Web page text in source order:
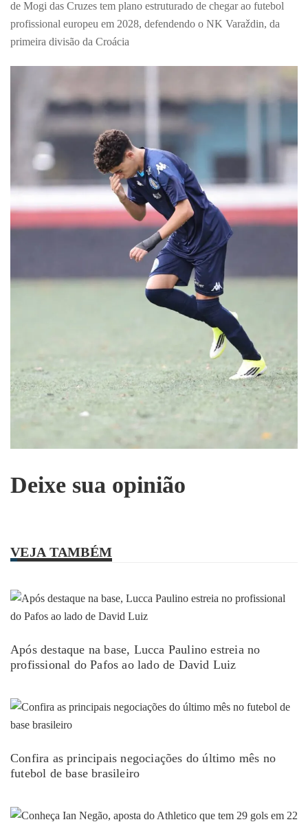
de Mogi das Cruzes tem plano estruturado de chegar ao futebol
profissional europeu em 2028, defendendo o NK Varaždin, da
primeira divisão da Croácia
Deixe sua opinião
VEJA TAMBÉM
Após destaque na base, Lucca Paulino estreia no
profissional do Pafos ao lado de David Luiz
Confira as principais negociações do último mês no
futebol de base brasileiro